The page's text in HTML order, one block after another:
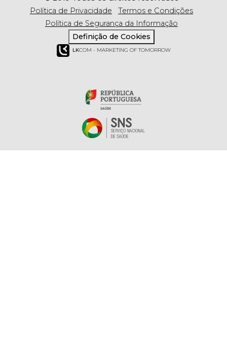
Política de Privacidade
Termos e Condições
Política de Segurança da Informação
Definição de Cookies
LKCOM - MARKETING OF TOMORROW